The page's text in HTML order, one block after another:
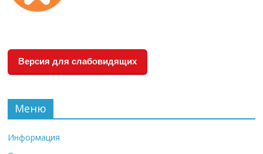
Версия для слабовидящих
Меню
Информация